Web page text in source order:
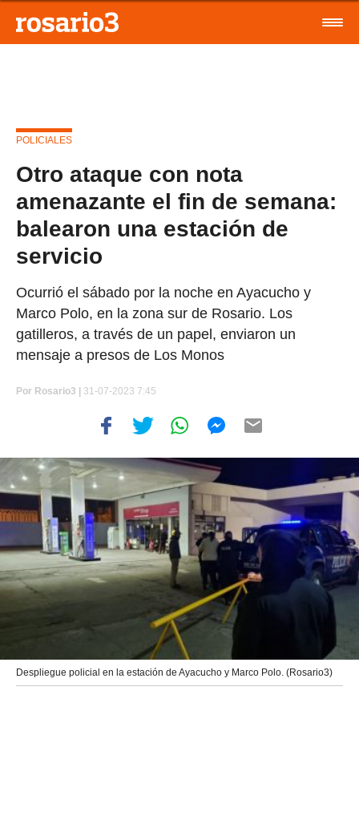
POLICIALES
Otro ataque con nota
amenazante el fin de semana:
balearon una estación de
servicio
Ocurrió el sábado por la noche en Ayacucho y
Marco Polo, en la zona sur de Rosario. Los
gatilleros, a través de un papel, enviaron un
mensaje a presos de Los Monos
Por Rosario3 | 31-07-2023 7:45
Despliegue policial en la estación de Ayacucho y Marco Polo. (Rosario3)